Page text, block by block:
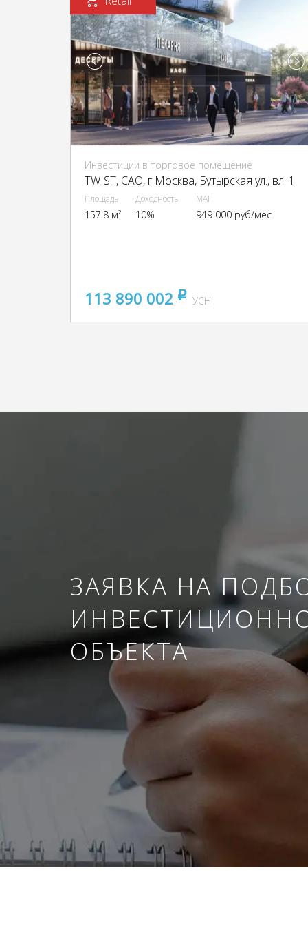
Инвестиции в торговое помещение
TWIST, CАО, г Москва, Бутырская ул., вл. 1
Площадь
157.8 м²
Доходность
10%
МАП
949 000 руб/мес
113 890 002 pуб
УСН
ЗАЯВКА НА
ОБЪЕКТА